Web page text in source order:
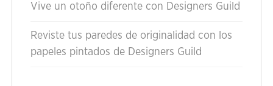
Vive un otoño diferente con Designers Guild
Reviste tus paredes de originalidad con los
papeles pintados de Designers Guild